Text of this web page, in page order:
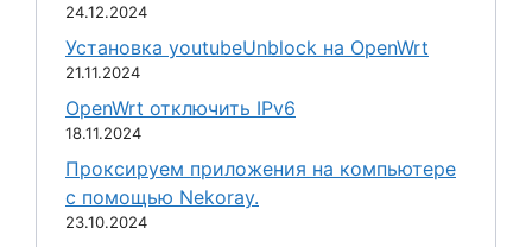
24.12.2024
Установка youtubeUnblock на OpenWrt
21.11.2024
OpenWrt отключить IPv6
18.11.2024
Проксируем приложения на компьютере
с помощью Nekoray.
23.10.2024